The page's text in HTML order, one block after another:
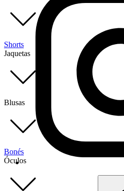
Shorts
Jaquetas
Blusas
Bonés
Óculos